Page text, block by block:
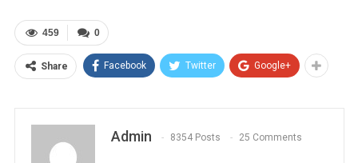
0
459
Share Facebook Twitter Google+
Admin 8354 Posts 25 Comments